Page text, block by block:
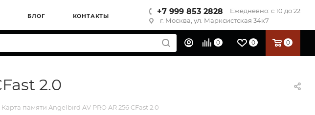
БЛОГ КОНТАКТЫ
+7 999 853 2828
Ежедневно: с 10 до 22
г. Москва, ул. Марксистская 34к7
0 0 0
2.0
Карта памяти Angelbird AV PRO AR 256 CFast 2.0